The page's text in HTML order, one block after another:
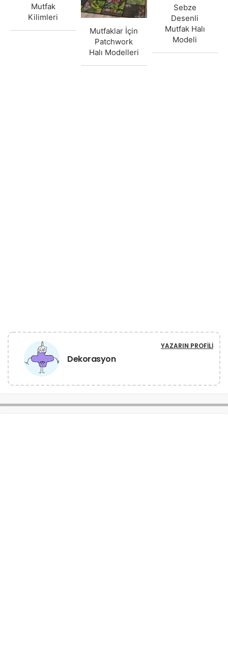
Mutfak
Kilimleri
Mutfaklar İçin
Patchwork
Halı Modelleri
Sebze
Desenli
Mutfak Halı
Modeli
Dekorasyon
YAZARIN PROFILI